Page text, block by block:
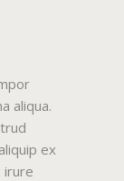
aliqua.
ex
irure